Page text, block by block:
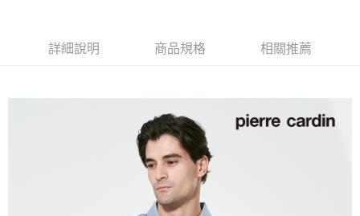
每筆NT$60，滿NT$1,200(含以上)免運費
每筆NT$60，滿NT$1,200(含以上)免運費
每筆NT$60，滿NT$1,200(含以上)免運費
每筆NT$60，滿NT$1,200(含以上)免運費
詳細說明 商品規格 相關推薦